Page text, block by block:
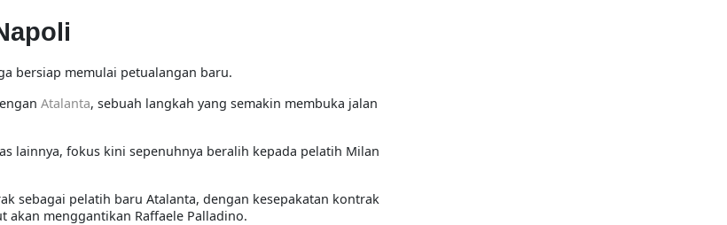
bersiap memulai petualangan baru.
Atalanta, sebuah langkah yang semakin membuka jalan
lainnya, fokus kini sepenuhnya beralih kepada pelatih Milan
sebagai pelatih baru Atalanta, dengan kesepakatan kontrak
akan menggantikan Raffaele Palladino.